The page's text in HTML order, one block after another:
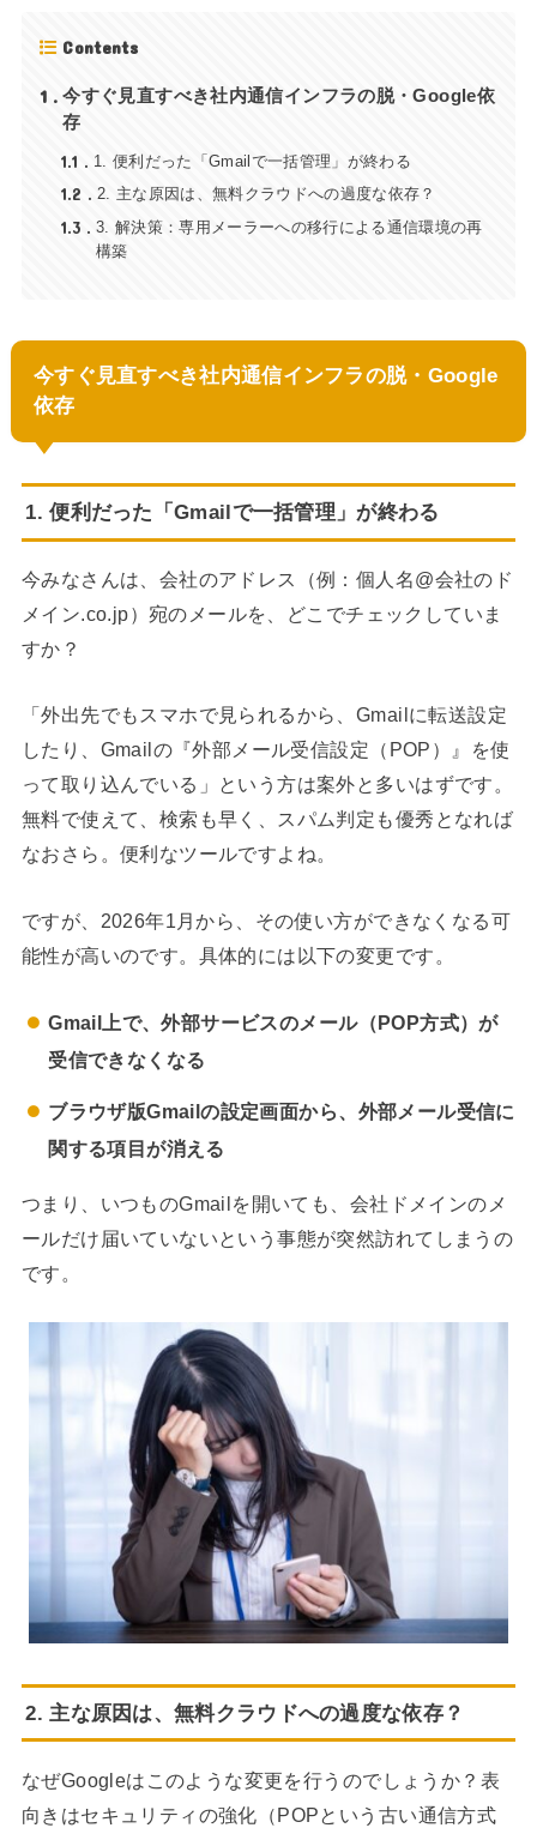
Contents
1
今すぐ見直すべき社内通信インフラの脱・Google依
存
1.1 1. 便利だった「Gmailで一括管理」が終わる
1.2 2. 主な原因は、無料クラウドへの過度な依存？
1.3
3. 解決策：専用メーラーへの移行による通信環境の再
構築
今すぐ見直すべき社内通信インフラの脱・Google
依存
1. 便利だった「Gmailで一括管理」が終わる
今みなさんは、会社のアドレス（例：個人名@会社のド
メイン.co.jp）宛のメールを、どこでチェックしていま
すか？
「外出先でもスマホで見られるから、Gmailに転送設定
したり、Gmailの『外部メール受信設定（POP）』を使
って取り込んでいる」という方は案外と多いはずです。
無料で使えて、検索も早く、スパム判定も優秀となれば
なおさら。便利なツールですよね。
ですが、2026年1月から、その使い方ができなくなる可
能性が高いのです。具体的には以下の変更です。
Gmail上で、外部サービスのメール（POP方式）が
受信できなくなる
ブラウザ版Gmailの設定画面から、外部メール受信に
関する項目が消える
つまり、いつものGmailを開いても、会社ドメインのメ
ールだけ届いていないという事態が突然訪れてしまうの
です。
2. 主な原因は、無料クラウドへの過度な依存？
なぜGoogleはこのような変更を行うのでしょうか？表
向きはセキュリティの強化（POPという古い通信方式